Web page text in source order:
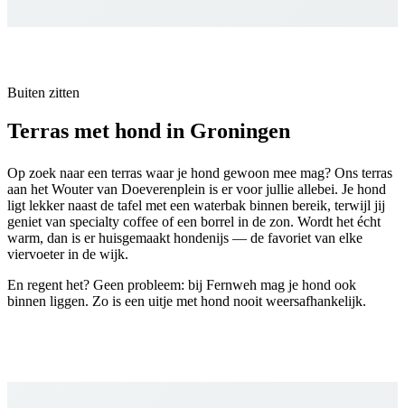
Buiten zitten
Terras met hond in Groningen
Op zoek naar een terras waar je hond gewoon mee mag? Ons terras
aan het Wouter van Doeverenplein is er voor jullie allebei. Je hond
ligt lekker naast de tafel met een waterbak binnen bereik, terwijl jij
geniet van specialty coffee of een borrel in de zon. Wordt het écht
warm, dan is er huisgemaakt hondenijs — de favoriet van elke
viervoeter in de wijk.
En regent het? Geen probleem: bij Fernweh mag je hond ook
binnen liggen. Zo is een uitje met hond nooit weersafhankelijk.